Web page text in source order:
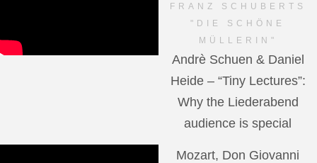
FRANZ SCHUBERTS
"DIE SCHÖNE
MÜLLERIN"
Andrè Schuen & Daniel
Heide – “Tiny Lectures”:
Why the Liederabend
audience is special
Mozart, Don Giovanni